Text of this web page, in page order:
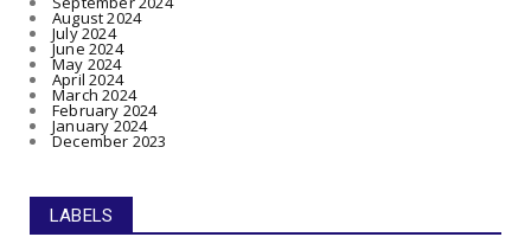
August 2024
July 2024
June 2024
May 2024
April 2024
March 2024
February 2024
January 2024
December 2023
LABELS